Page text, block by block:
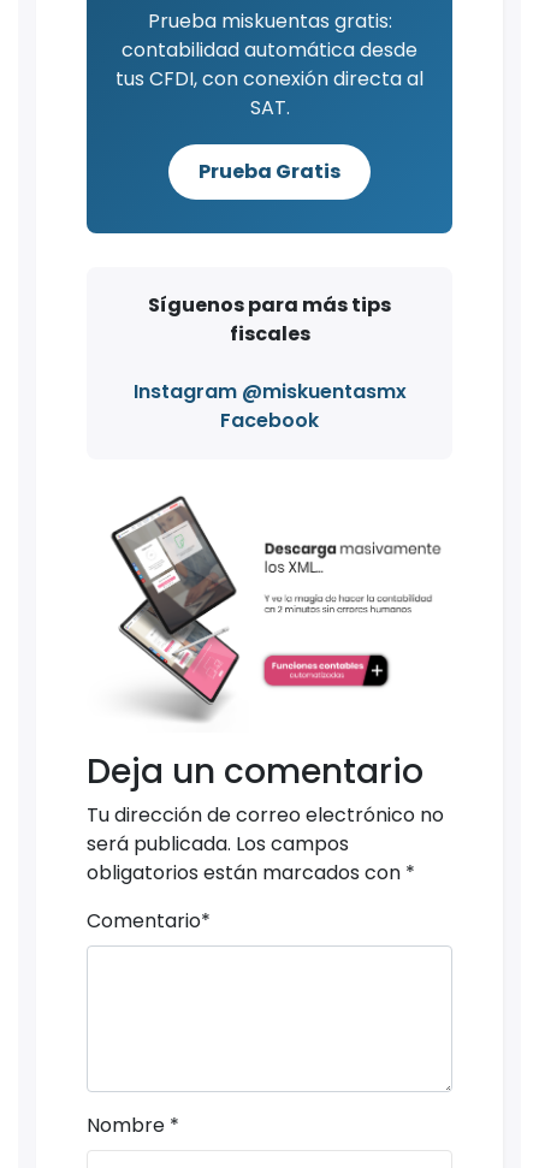
Prueba miskuentas gratis:
contabilidad automática desde
tus CFDI, con conexión directa al
SAT.
Prueba Gratis
Síguenos para más tips
fiscales
Instagram @miskuentasmx
Facebook
Deja un comentario
Tu dirección de correo electrónico no
será publicada. Los campos
obligatorios están marcados con *
Comentario*
Nombre *